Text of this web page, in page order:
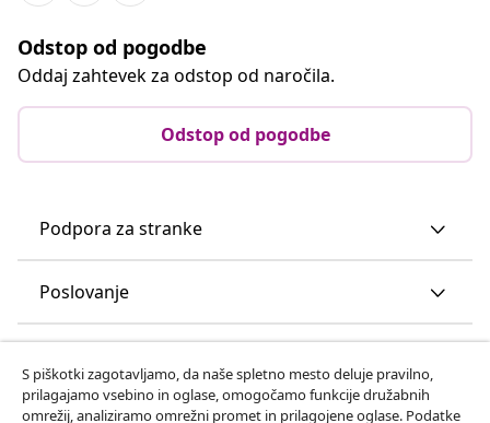
Odstop od pogodbe
Oddaj zahtevek za odstop od naročila.
Odstop od pogodbe
Podpora za stranke
Poslovanje
S piškotki zagotavljamo, da naše spletno mesto deluje pravilno,
prilagajamo vsebino in oglase, omogočamo funkcije družabnih
omrežij, analiziramo omrežni promet in prilagojene oglase. Podatke